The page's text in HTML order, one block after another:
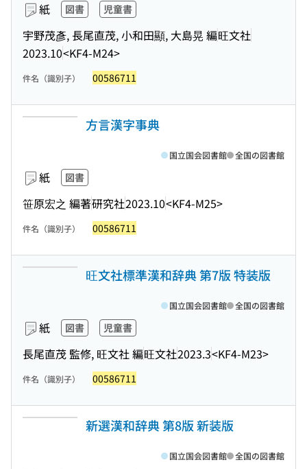
紙 図書 児童書
宇野茂彥, 長尾直茂, 小和田顯, 大島晃 編旺文社
2023.10<KF4-M24>
件名（識別子） 00586711
方言漢字事典
紙 図書
笹原宏之 編著研究社2023.10<KF4-M25>
国立国会図書館 全国の図書館
件名（識別子） 00586711
旺文社標準漢和辞典 第7版 特装版
紙 図書 児童書
長尾直茂 監修, 旺文社 編旺文社2023.3<KF4-M23>
国立国会図書館 全国の図書館
件名（識別子） 00586711
新選漢和辞典 第8版 新装版
国立国会図書館 全国の図書館